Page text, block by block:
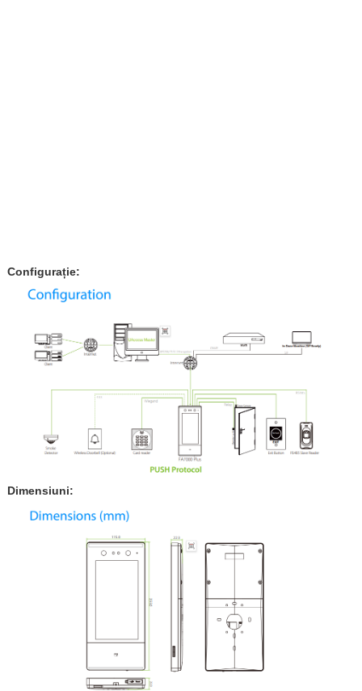
Configurație:
Dimensiuni: